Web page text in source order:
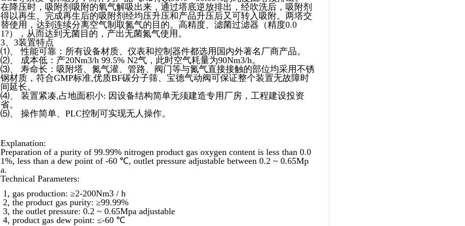
在降压时，吸附剂吸附的氧气解吸出来，通过塔底逆放排出，经吹洗后，吸附剂
得以再生。完成再生后的吸附剂经均压升压和产品升压后又可转入吸附。两塔交
替使用，达到连续分离空气制取氮气的目的。 高精度、滤菌过滤器（精度0.0
1?），从而达到无菌目的，产出无菌氮气使用。
3、3装置特点
⑴、 性能可靠：所有设备材质、仪表和控制器件都选用国内外著名厂商产品。
⑵、 成本低：产20Nm3/h 99.5% N2气，此时空气耗量为90Nm3/h。
⑶、 寿命长： 吸附塔、氮气灌、管路、阀门等与氮气直接接触的部位均采用不锈
钢材质，符合GMP标准,优质BF碳分子筛、宝德气动阀可保证整个装置无故障时
间延长。
⑷、 装置紧凑,占地面积小: 因设备结构简单无须建造专用厂房，工程建设投资
省。
⑸、 操作简单、PLC控制可实现无人操作。
Explanation:
Preparation of a purity of 99.99% nitrogen product gas oxygen content is less than 0.0
1%, less than a dew point of -60 ℃, outlet pressure adjustable between 0.2 ~ 0.65Mp
a.
Technical Parameters:
1, gas production: ≥2-200Nm3 / h
2, the product gas purity: ≥99.99%
3, the outlet pressure: 0.2 ~ 0.65Mpa adjustable
4, product gas dew point: ≤-60 ℃